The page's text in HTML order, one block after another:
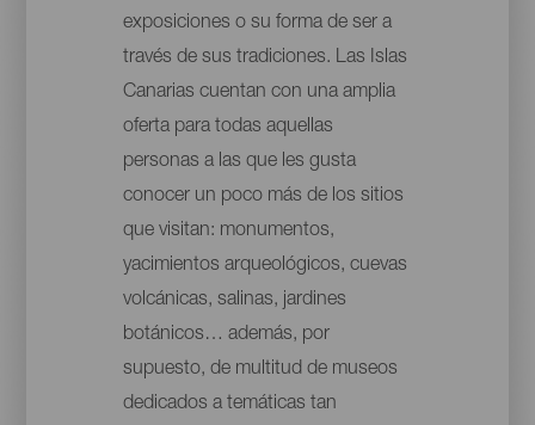
exposiciones o su forma de ser a
través de sus tradiciones. Las Islas
Canarias cuentan con una amplia
oferta para todas aquellas
personas a las que les gusta
conocer un poco más de los sitios
que visitan: monumentos,
yacimientos arqueológicos, cuevas
volcánicas, salinas, jardines
botánicos… además, por
supuesto, de multitud de museos
dedicados a temáticas tan